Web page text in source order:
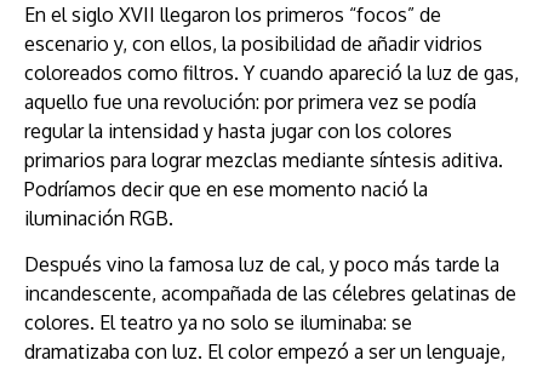
En el siglo XVII llegaron los primeros “focos” de
escenario y, con ellos, la posibilidad de añadir vidrios
coloreados como filtros. Y cuando apareció la luz de gas,
aquello fue una revolución: por primera vez se podía
regular la intensidad y hasta jugar con los colores
primarios para lograr mezclas mediante síntesis aditiva.
Podríamos decir que en ese momento nació la
iluminación RGB.
Después vino la famosa luz de cal, y poco más tarde la
incandescente, acompañada de las célebres gelatinas de
colores. El teatro ya no solo se iluminaba: se
dramatizaba con luz. El color empezó a ser un lenguaje,